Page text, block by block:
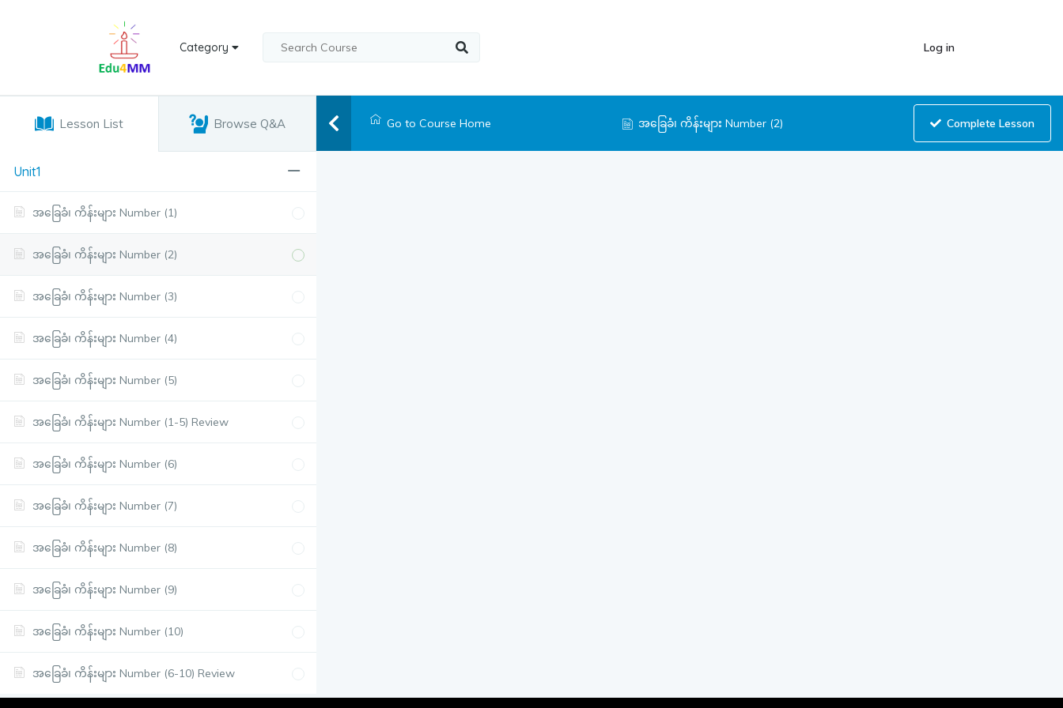
Category Log in
Lesson List Browse Q&A
Unit1
အခြေခံ၊ ကိန်းများ Number (1)
အခြေခံ၊ ကိန်းများ Number (2)
အခြေခံ၊ ကိန်းများ Number (3)
အခြေခံ၊ ကိန်းများ Number (4)
အခြေခံ၊ ကိန်းများ Number (5)
အခြေခံ၊ ကိန်းများ Number (1-5) Review
အခြေခံ၊ ကိန်းများ Number (6)
အခြေခံ၊ ကိန်းများ Number (7)
အခြေခံ၊ ကိန်းများ Number (8)
အခြေခံ၊ ကိန်းများ Number (9)
အခြေခံ၊ ကိန်းများ Number (10)
အခြေခံ၊ ကိန်းများ Number (6-10) Review
Go to Course Home အခြေခံ၊ ကိန်းများ Number (2) Complete Lesson